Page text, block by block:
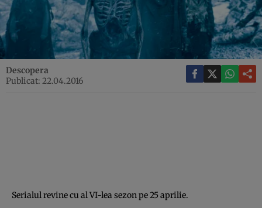
Descopera
Publicat: 22.04.2016
Serialul revine cu al VI-lea sezon pe 25 aprilie.